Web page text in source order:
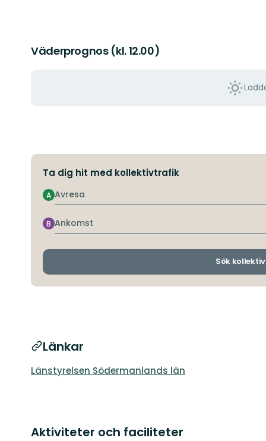
Väderprognos (kl. 12.00)
Ta dig hit med kollektivtrafik
Avresa
A
Ankomst
B
Sök
Länkar
Länstyrelsen Södermanlands län
Aktiviteter och faciliteter